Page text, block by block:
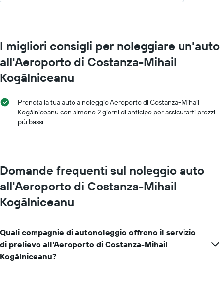
di
auto
a
noleggio
Il
ha
asse
prezzo
più
conveniente
un'auto
per
le
società
in
I migliori consigli per noleggiare un'auto
all'Aeroporto di Costanza-Mihail
Kogălniceanu
Prenota la tua auto a noleggio Aeroporto di Costanza-Mihail
Kogălniceanu con almeno 2 giorni di anticipo per assicurarti prezzi
più bassi
Domande frequenti sul noleggio auto
all'Aeroporto di Costanza-Mihail
Kogălniceanu
Quali compagnie di autonoleggio offrono il servizio
di prelievo all'Aeroporto di Costanza-Mihail
Kogălniceanu?